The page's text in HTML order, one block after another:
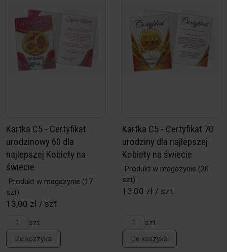
Kartka C5 - Certyfikat
urodzinowy 60 dla
najlepszej Kobiety na
świecie
Produkt w magazynie (17
szt)
13,00 zł / szt
szt
Do koszyka
Kartka C5 - Certyfikat 70
urodziny dla najlepszej
Kobiety na świecie
Produkt w magazynie (20
szt)
13,00 zł / szt
szt
Do koszyka